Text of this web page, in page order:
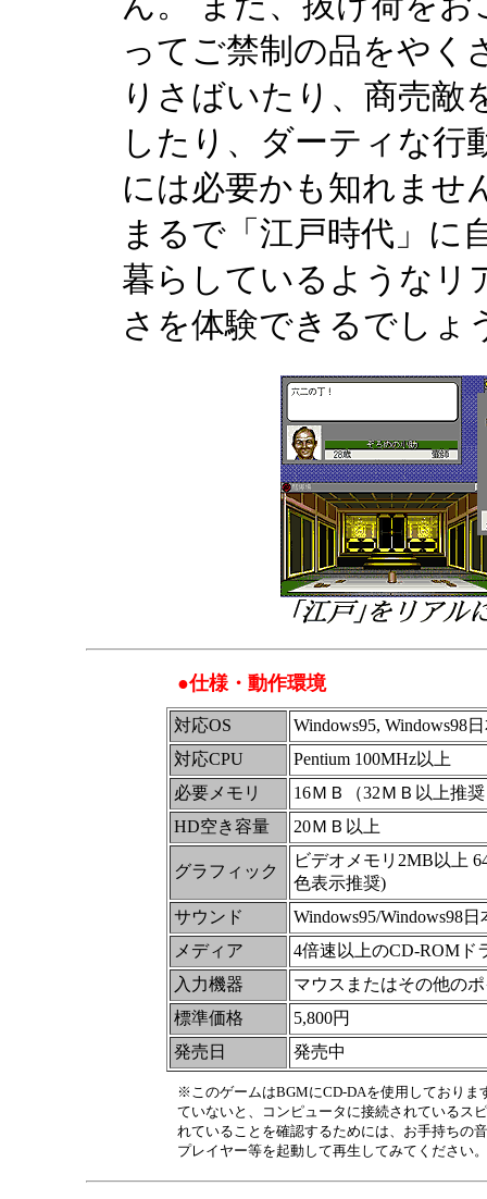
ってご禁制の品をやく
りさばいたり、商売敵
したり、ダーティな行
には必要かも知れませ
まるで「江戸時代」に
暮らしているようなリ
さを体験できるでしょ
●仕様・動作環境
対応OS
Windows95, Windows98
対応CPU
Pentium 100MHz以上
必要メモリ
16ＭＢ（32ＭＢ以上推
HD空き容量
20ＭＢ以上
グラフィック
ビデオメモリ2MB以上
色表示推奨)
サウンド
Windows95/Windows98
メディア
4倍速以上のCD-ROMド
入力機器
マウスまたはその他の
標準価格
5,800円
発売日
発売中
※このゲームはBGMにCD-DAを使用しておりま
ていないと、コンピュータに接続されているス
れていることを確認するためには、お手持ちの
プレイヤー等を起動して再生してみてください